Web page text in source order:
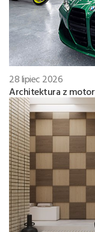
28 lipiec 2026
Architektura z